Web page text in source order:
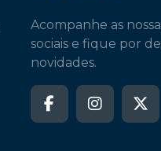
Acompanhe as
sociais e fique por
novidades.